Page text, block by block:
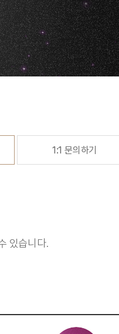
1:1 문의하기
있습니다.